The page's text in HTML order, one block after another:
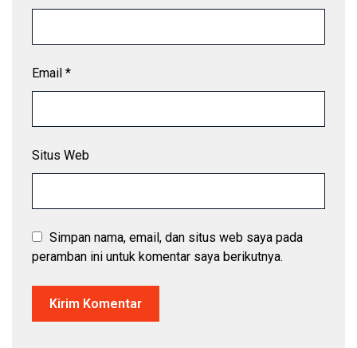
Email *
Situs Web
Simpan nama, email, dan situs web saya pada
peramban ini untuk komentar saya berikutnya.